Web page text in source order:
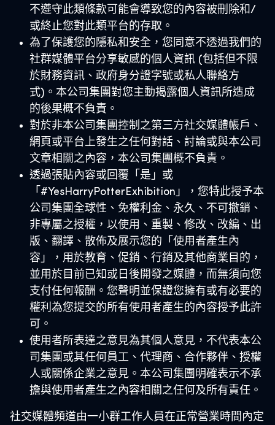
不遵守此類條款可能會導致您的內容被刪除和/
或終止您對此類平台的存取。
為了保護您的隱私和安全，您同意不透過我們的
社群媒體平台分享敏感的個人資訊 (包括但不限
於財務資訊、政府身分證字號或私人聯絡方
式)。本公司集團對您主動揭露個人資訊所造成
的後果概不負責。
對於非本公司集團控制之第三方社交媒體帳戶、
網頁或平台上發生之任何對話、討論或與本公司
文章相關之內容，本公司集團概不負責。
透過張貼內容或回覆「是」或
「#YesHarryPotterExhibition」，您特此授予本
公司集團全球性、免權利金、永久、不可撤銷、
非專屬之授權，以使用、重製、修改、改編、出
版、翻譯、散佈及展示您的「使用者產生內
容」，用於教育、促銷、行銷及其他商業目的，
並用於目前已知或日後開發之媒體，而無須向您
支付任何報酬。您聲明並保證您擁有或有必要的
權利為您提交的所有使用者產生的內容授予此許
可。
使用者所表達之意見為其個人意見，不代表本公
司集團或其任何員工、代理商、合作夥伴、授權
人或關係企業之意見。本公司集團明確表示不承
擔與使用者產生之內容相關之任何及所有責任。
社交媒體頻道由一小群工作人員在正常營業時間內定